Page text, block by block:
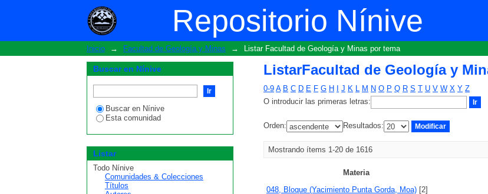
Repositorio Nínive
ListarFacultad de Geología y Minas por tema
Inicio → Facultad de Geología y Minas → Listar Facultad de Geología y Minas por tema
ListarFacultad de Geología y
0-9 A B C D E F G H J K L M N O P Q R S T U V W X Y Z
O introducir las primeras letras:
Orden: Resultados:
Mostrando ítems 1-20 de 1616
Materia
048, Bloque (Yacimiento Punta Gorda, Moa) [2]
Buscar en Nínive
Buscar en Nínive
Esta comunidad
Listar
Todo Nínive
Comunidades & Colecciones
Títulos